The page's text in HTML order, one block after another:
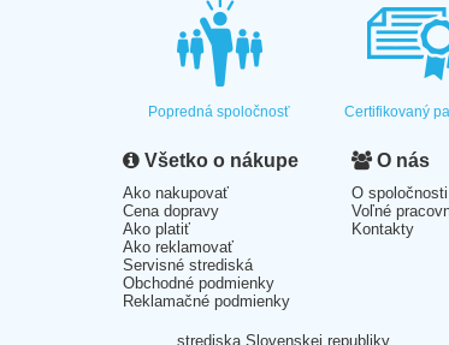
Popredná spoločnosť Certifikovaný
Všetko o nákupe
Ako nakupovať
Cena dopravy
Ako platiť
Ako reklamovať
Servisné strediská
Obchodné podmienky
Reklamačné podmienky
O nás
O spoločnosti
Voľné
Kontakty
strediska Slovenskej republiky